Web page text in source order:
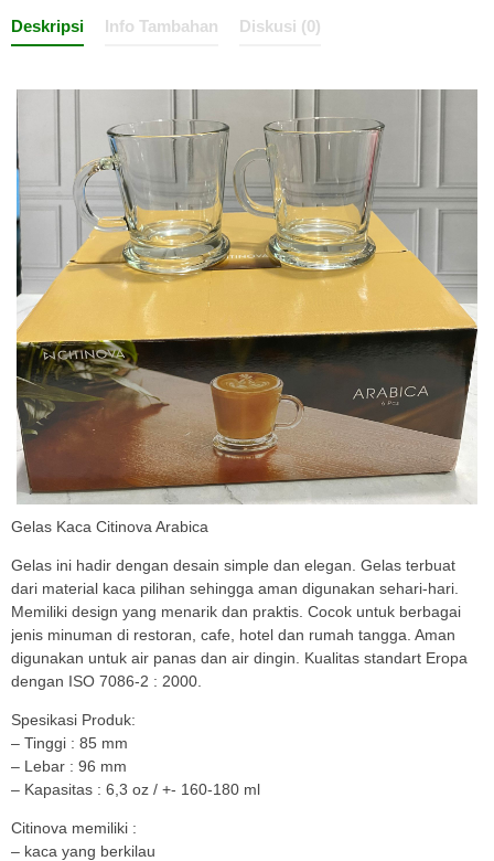
Deskripsi Info Tambahan Diskusi (0)
Gelas Kaca Citinova Arabica
Gelas ini hadir dengan desain simple dan elegan. Gelas terbuat
dari material kaca pilihan sehingga aman digunakan sehari-hari.
Memiliki design yang menarik dan praktis. Cocok untuk berbagai
jenis minuman di restoran, cafe, hotel dan rumah tangga. Aman
digunakan untuk air panas dan air dingin. Kualitas standart Eropa
dengan ISO 7086-2 : 2000.
Spesikasi Produk:
– Tinggi : 85 mm
– Lebar : 96 mm
– Kapasitas : 6,3 oz / +- 160-180 ml
Citinova memiliki :
– kaca yang berkilau